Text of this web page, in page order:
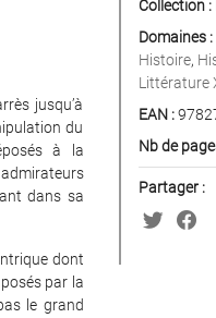
jusqu’à
du
à la
dans sa
dont
par la
le grand
Collection :
Domaines :
Histoire,
Littérature
EAN :
Nb de
Partager :